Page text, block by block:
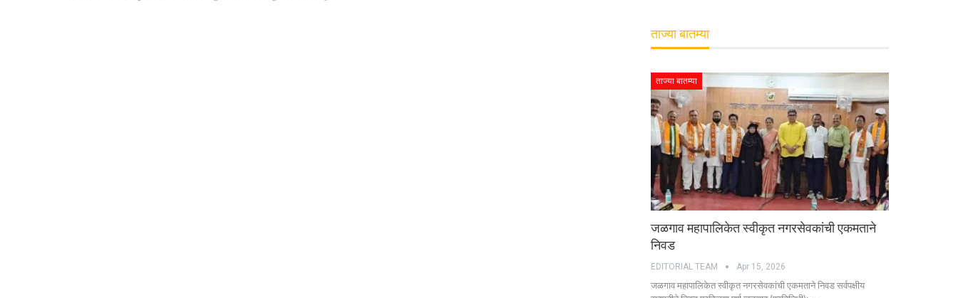
ताज्या बातम्या
ताज्या बातम्या
जळगाव महापालिकेत स्वीकृत नगरसेवकांची एकमताने
निवड
EDITORIAL TEAM Apr 15, 2026
जळगाव महापालिकेत स्वीकृत नगरसेवकांची एकमताने निवड सर्वपक्षीय